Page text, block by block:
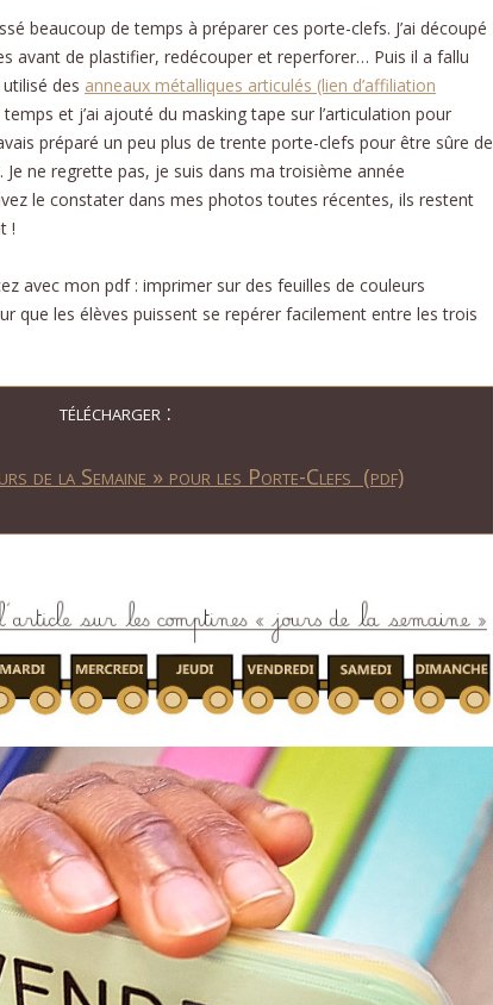
beaucoup de temps à préparer ces porte-clefs. J’ai découpé
avant de plastifier, redécouper et reperforer… Puis il a fallu
des anneaux métalliques articulés (lien d’affiliation
et j’ai ajouté du masking tape sur l’articulation pour
préparé un peu plus de trente porte-clefs pour être sûre de
ne regrette pas, je suis dans ma troisième année
le constater dans mes photos toutes récentes, ils restent
!
avec mon pdf : imprimer sur des feuilles de couleurs
que les élèves puissent se repérer facilement entre les trois
télécharger :
de la Semaine » pour les Porte-Clefs (pdf)